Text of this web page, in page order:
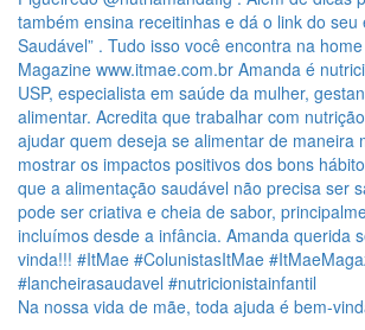
Na nossa vida de mãe, toda ajuda é bem-